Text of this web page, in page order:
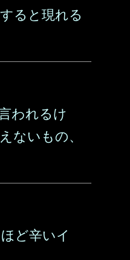
ると現れる
われるけ
ないもの、
ど辛いイ